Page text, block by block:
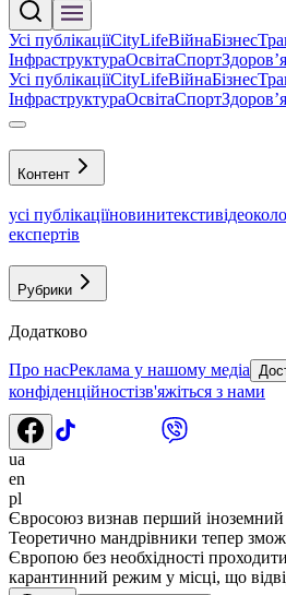
Усі публікаціїCityLifeВійнаБізнес
ІнфраструктураОсвітаСпортЗдоровʼя
Усі публікаціїCityLifeВійнаБізнес
ІнфраструктураОсвітаСпортЗдоровʼя
Контент
усі публікаціїновинитекстивідео
експертів
Рубрики
Додатково
Про насРеклама у нашому медіа
конфіденційностізв'яжіться з нами
ua
en
pl
Євросоюз визнав перший
Теоретично мандрівники тепер
Європою без необхідності
карантинний режим у місці, що